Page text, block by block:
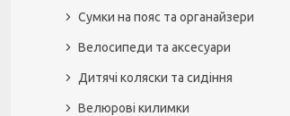
Сумки на пояс та органайзери
Велосипеди та аксесуари
Дитячі коляски та сидіння
Велюрові килимки